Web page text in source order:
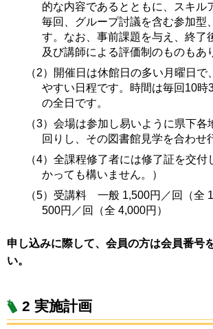
的な内容であるとともに、スキル
毎回、グループ討議を含む参加型
す。なお、事前課題を与え、終了
及び講師による評価制のものもあ
（2）開催日は休館日の多い月曜日で
やすい日程です。時間は毎回10時
の全日です。
（3）会場は参加し易いように県下各
回りし、その図書館見学を合わせ
（4）全課程修了者には修了証を交
かっても構いません。）
（5）受講料 一般 1,500円／回（全
500円／回（全 4,000円）
申し込みに際して、会員の方は会員番号
い。
2 実施計画